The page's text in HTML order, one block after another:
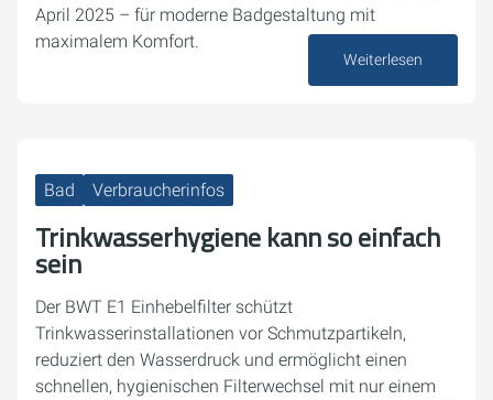
April 2025 – für moderne Badgestaltung mit
maximalem Komfort.
Weiterlesen
Bad Verbraucherinfos
Trinkwasserhygiene kann so einfach
sein
Der BWT E1 Einhebelfilter schützt
Trinkwasserinstallationen vor Schmutzpartikeln,
reduziert den Wasserdruck und ermöglicht einen
schnellen, hygienischen Filterwechsel mit nur einem